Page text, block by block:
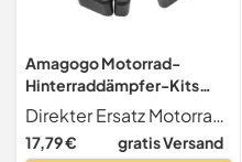
Amagogo Motorrad-
Hinterraddämpfer-Kits
Radzubehör Mehrzweck
06410-mba-000
Gummikomponente für
Direkter Ersatz Motorrad-Hinterraddämpfer-Set sind zu installieren, müssen nicht geändert werden, können direkt ersetzt werden
17,79 € gratis Versand